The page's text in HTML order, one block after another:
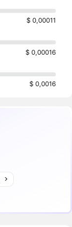
$ 0,00011
$ 0,00016
$ 0,0016